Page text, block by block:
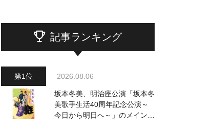
記事ランキング
2026.08.06
坂本冬美、明治座公演「坂本冬
美歌手生活40周年記念公演～
今日から明日へ～」のメインビ